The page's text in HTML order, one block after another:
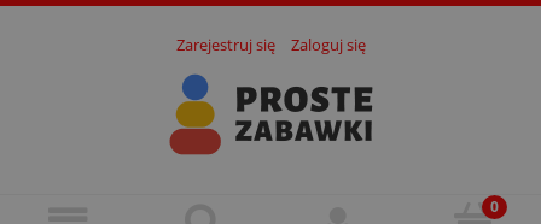
Zarejestruj się Zaloguj się